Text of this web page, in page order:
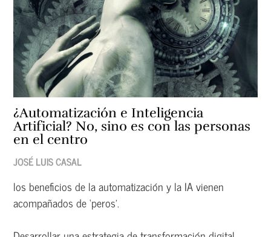
¿Automatización e Inteligencia
Artificial? No, sino es con las personas
en el centro
JOSÉ LUIS CASAL
los beneficios de la automatización y la IA vienen
acompañados de ‘peros’.